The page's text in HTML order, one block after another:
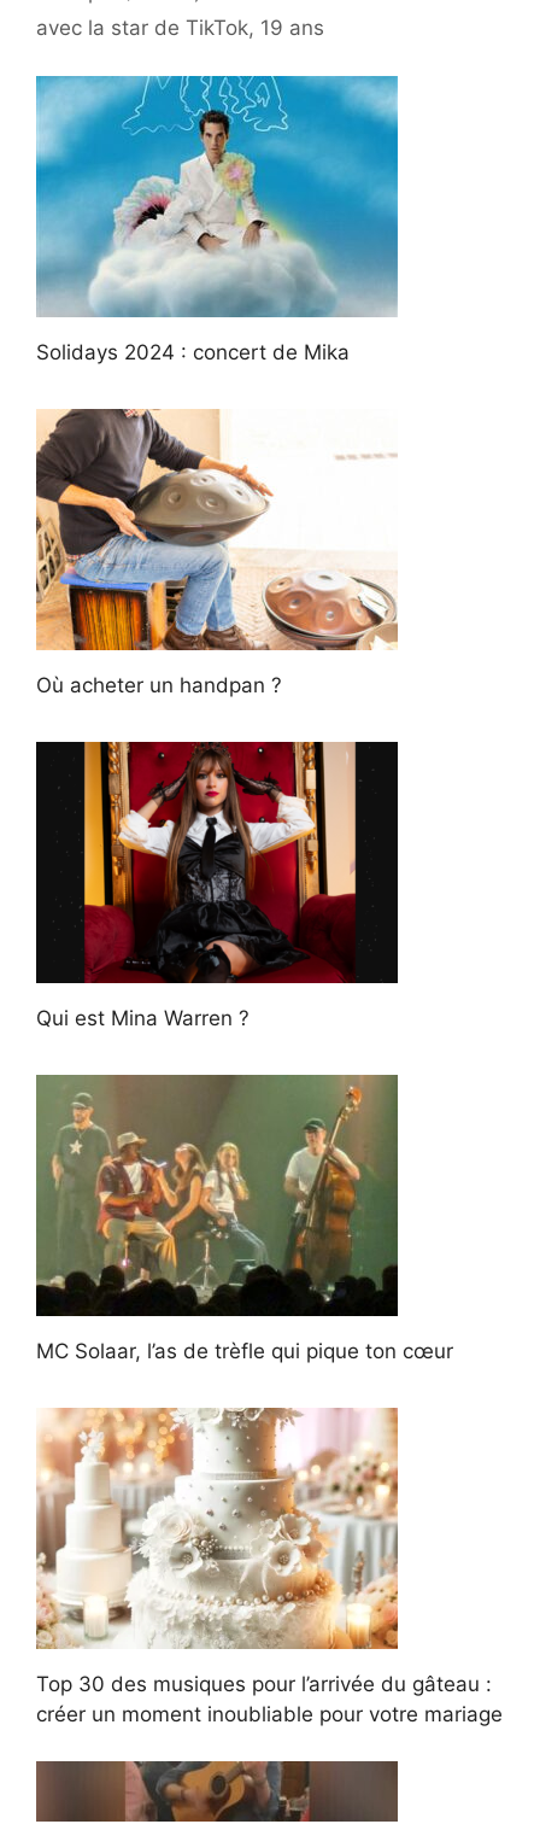
avec la star de TikTok, 19 ans
Solidays 2024 : concert de Mika
Où acheter un handpan ?
Qui est Mina Warren ?
MC Solaar, l’as de trèfle qui pique ton cœur
Top 30 des musiques pour l’arrivée du gâteau :
créer un moment inoubliable pour votre mariage